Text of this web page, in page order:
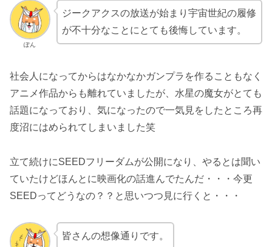
ぽん
ジークアクスの放送が始まり宇宙世紀の履修
が不十分なことにとても後悔しています。
社会人になってからはなかなかガンプラを作ることもなく
アニメ作品からも離れていましたが、水星の魔女がとても
話題になっており、気になったので一気見をしたところ再
度沼にはめられてしまいました笑
立て続けにSEEDフリーダムが公開になり、やるとは聞い
ていたけどほんとに映画化の話進んでたんだ・・・今更
SEEDってどうなの？？と思いつつ見に行くと・・・
皆さんの想像通りです。